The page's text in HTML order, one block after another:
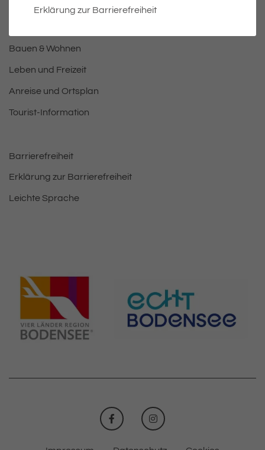
Öffnungszeiten Rathaus
Bauen & Wohnen
Leben und Freizeit
Anreise und Ortsplan
Tourist-Information
Barrierefreiheit
Erklärung zur Barrierefreiheit
Leichte Sprache
FACEBOOKINSTAGRAM
Erklärung zur Barrierefreiheit